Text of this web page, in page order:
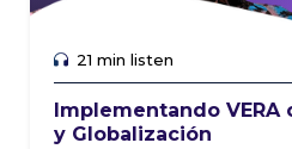
21 min listen
Implementando
y Globalización